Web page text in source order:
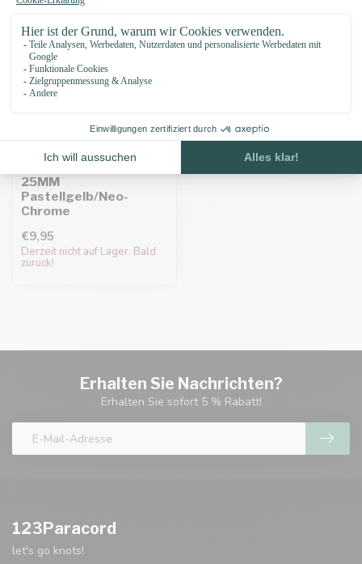
25MM
Pastellgelb/Neo-
Chrome
€9,95
Derzeit nicht auf Lager. Bald
zurück!
Erhalten Sie Nachrichten?
Erhalten Sie sofort 5 % Rabatt!
123Paracord
let's go knots!